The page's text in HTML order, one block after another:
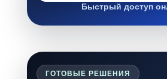
Быстрый доступ
ГОТОВЫЕ РЕШЕНИЯ